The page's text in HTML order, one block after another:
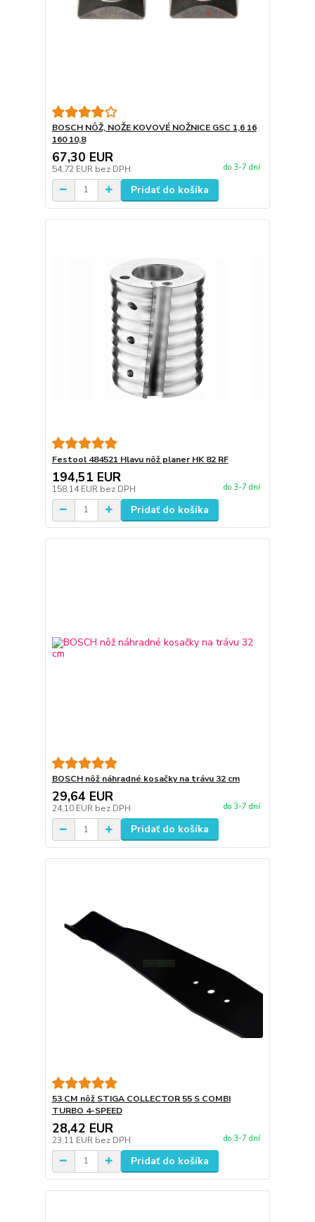
BOSCH NÔŽ, NOŽE KOVOVÉ NOŽNICE GSC 1,6 16
160 10,8
67,30 EUR
54,72 EUR bez DPH do 3-7 dní
Pridať do košíka
Festool 484521 Hlavu nôž planer HK 82 RF
194,51 EUR
158,14 EUR bez DPH do 3-7 dní
Pridať do košíka
BOSCH nôž náhradné kosačky na trávu 32 cm
29,64 EUR
24,10 EUR bez DPH do 3-7 dní
Pridať do košíka
53 CM nôž STIGA COLLECTOR 55 S COMBI
TURBO 4-SPEED
28,42 EUR
23,11 EUR bez DPH do 3-7 dní
Pridať do košíka